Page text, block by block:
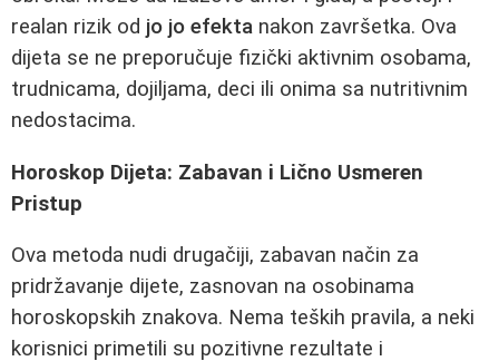
realan rizik od jo jo efekta nakon završetka. Ova
dijeta se ne preporučuje fizički aktivnim osobama,
trudnicama, dojiljama, deci ili onima sa nutritivnim
nedostacima.
Horoskop Dijeta: Zabavan i Lično Usmeren
Pristup
Ova metoda nudi drugačiji, zabavan način za
pridržavanje dijete, zasnovan na osobinama
horoskopskih znakova. Nema teških pravila, a neki
korisnici primetili su pozitivne rezultate i